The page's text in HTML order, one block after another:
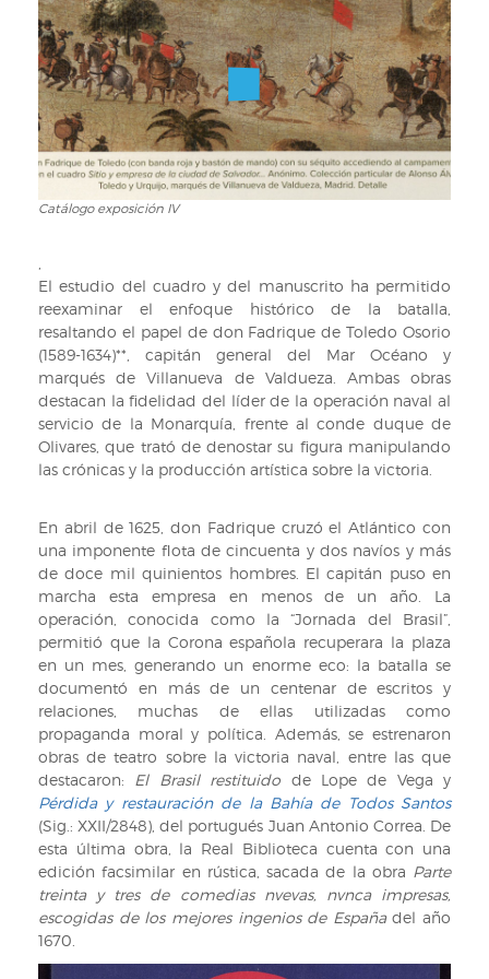
Catálogo
Catálogo exposición IV
El estudio del cuadro y del manuscrito ha permitido
reexaminar el enfoque histórico de la batalla,
resaltando el papel de don Fadrique de Toledo Osorio
(1589-1634)**, capitán general del Mar Océano y
marqués de Villanueva de Valdueza. Ambas obras
destacan la fidelidad del líder de la operación naval al
servicio de la Monarquía, frente al conde duque de
Olivares, que trató de denostar su figura manipulando
las crónicas y la producción artística sobre la victoria.
En abril de 1625, don Fadrique cruzó el Atlántico con
una imponente flota de cincuenta y dos navíos y más
de doce mil quinientos hombres. El capitán puso en
marcha esta empresa en menos de un año. La
operación, conocida como la “Jornada del Brasil”,
permitió que la Corona española recuperara la plaza
en un mes, generando un enorme eco: la batalla se
documentó en más de un centenar de escritos y
relaciones, muchas de ellas utilizadas como
propaganda moral y política. Además, se estrenaron
obras de teatro sobre la victoria naval, entre las que
destacaron: El Brasil restituido de Lope de Vega y
Pérdida y restauración de la Bahía de Todos Santos
(Sig.: XXII/2848), del portugués Juan Antonio Correa. De
esta última obra, la Real Biblioteca cuenta con una
edición facsimilar en rústica, sacada de la obra Parte
treinta y tres de comedias nvevas, nvnca impresas,
escogidas de los mejores ingenios de Españadel año
1670.